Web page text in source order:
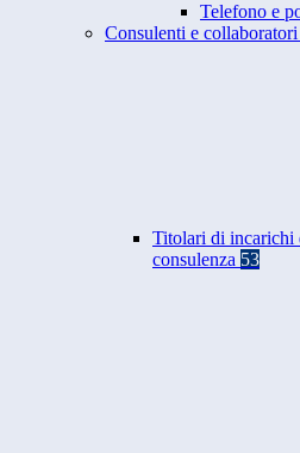
Telefono e
Consulenti e collaboratori
Titolari di incarichi
consulenza 53